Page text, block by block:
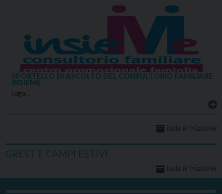
SPORTELLO DI ASCOLTO DEL CONSULTORIO FAMILIARE
INSIEME
Logo…
tutte le iniziative
GREST E CAMPI ESTIVI
tutte le iniziative